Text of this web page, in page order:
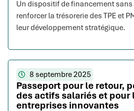
Un dispositif de financement
renforcer la trésorerie des TPE et
leur développement stratégique.
8 septembre 2025
Passeport pour le retour,
des actifs salariés et
entreprises innovantes